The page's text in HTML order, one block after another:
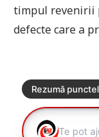
timpul revenirii
defecte care a